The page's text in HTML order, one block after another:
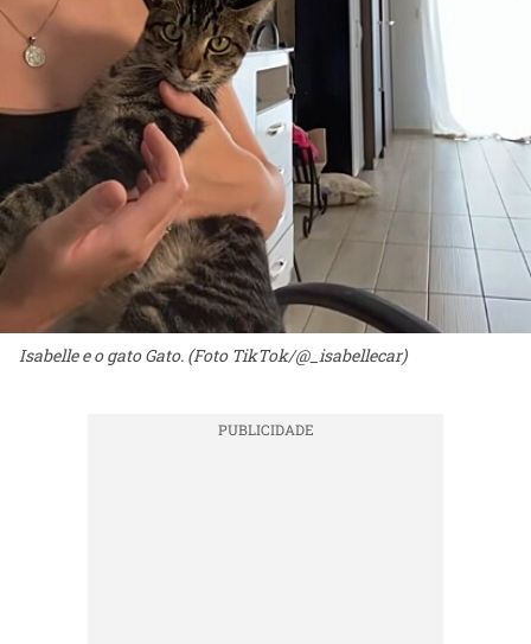
Isabelle e o gato Gato. (Foto TikTok/@_isabellecar)